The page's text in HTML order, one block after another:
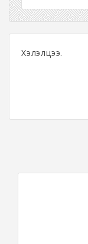
Хэлэлцээ.